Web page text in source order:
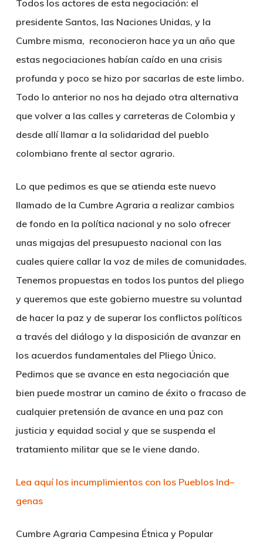
Todos los actores de esta negociación: el
presidente Santos, las Naciones Unidas, y la
Cumbre misma, reconocieron hace ya un año que
estas negociaciones habían caído en una crisis
profunda y poco se hizo por sacarlas de este limbo.
Todo lo anterior no nos ha dejado otra alternativa
que volver a las calles y carreteras de Colombia y
desde allí llamar a la solidaridad del pueblo
colombiano frente al sector agrario.
Lo que pedimos es que se atienda este nuevo
llamado de la Cumbre Agraria a realizar cambios
de fondo en la política nacional y no solo ofrecer
unas migajas del presupuesto nacional con las
cuales quiere callar la voz de miles de comunidades.
Tenemos propuestas en todos los puntos del pliego
y queremos que este gobierno muestre su voluntad
de hacer la paz y de superar los conflictos políticos
a través del diálogo y la disposición de avanzar en
los acuerdos fundamentales del Pliego Único.
Pedimos que se avance en esta negociación que
bien puede mostrar un camino de éxito o fracaso de
cualquier pretensión de avance en una paz con
justicia y equidad social y que se suspenda el
tratamiento militar que se le viene dando.
Lea aquí los incumplimientos con los Pueblos Ind–
genas
Cumbre Agraria Campesina Étnica y Popular